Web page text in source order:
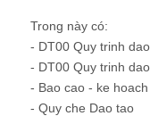
Trong này có:
- DT00 Quy trinh
- DT00 Quy trinh
- Bao cao - ke
- Quy che Dao tao